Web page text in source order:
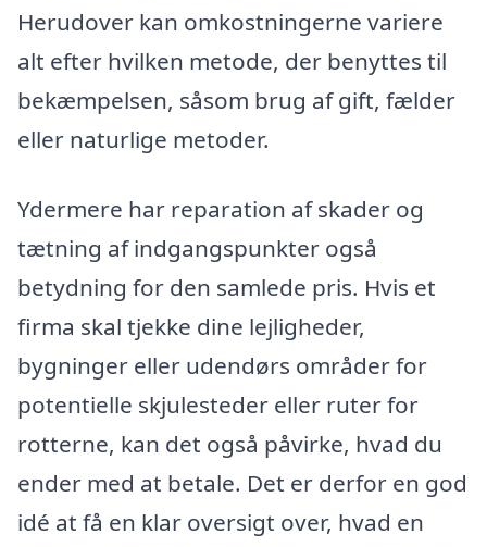
Herudover kan omkostningerne variere
alt efter hvilken metode, der benyttes til
bekæmpelsen, såsom brug af gift, fælder
eller naturlige metoder.
Ydermere har reparation af skader og
tætning af indgangspunkter også
betydning for den samlede pris. Hvis et
firma skal tjekke dine lejligheder,
bygninger eller udendørs områder for
potentielle skjulesteder eller ruter for
rotterne, kan det også påvirke, hvad du
ender med at betale. Det er derfor en god
idé at få en klar oversigt over, hvad en